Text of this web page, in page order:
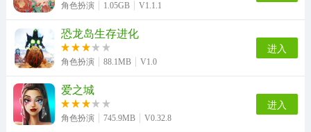
角色扮演 1.05GB V1.1.1
恐龙岛生存进化
角色扮演 88.1MB V1.0
进入
爱之城
角色扮演 745.9MB V0.32.8
进入